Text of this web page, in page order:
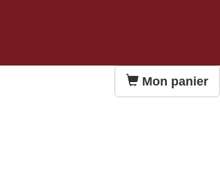
Mon panier